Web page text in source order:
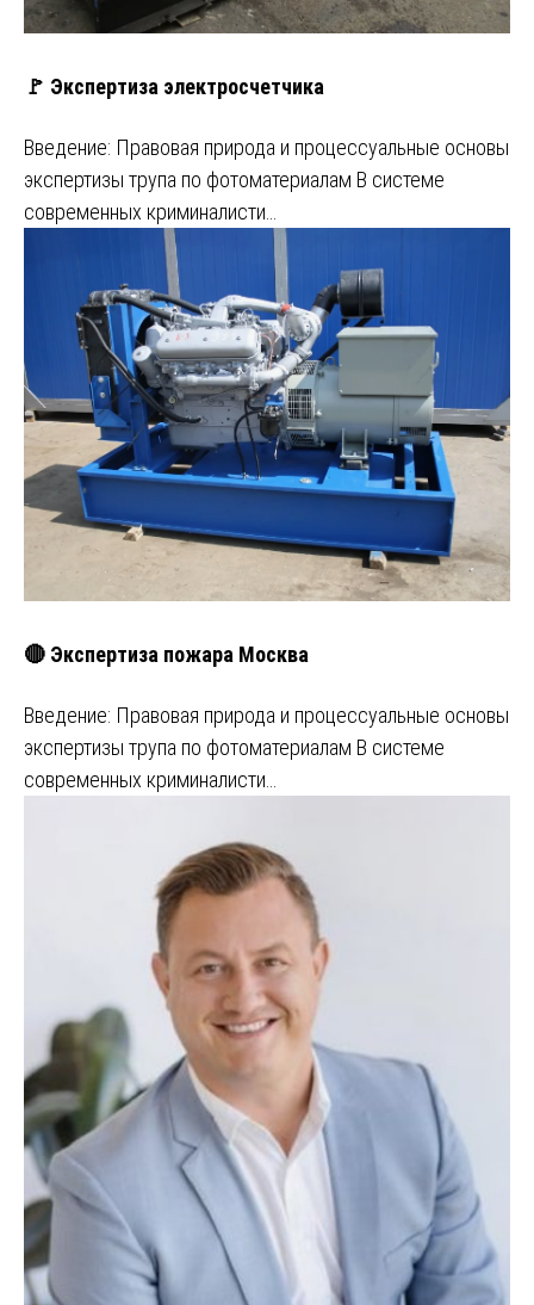
🚩 Экспертиза электросчетчика
Введение: Правовая природа и процессуальные основы
экспертизы трупа по фотоматериалам В системе
современных криминалисти…
🔴 Экспертиза пожара Москва
Введение: Правовая природа и процессуальные основы
экспертизы трупа по фотоматериалам В системе
современных криминалисти…